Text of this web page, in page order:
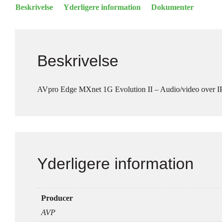
Beskrivelse Yderligere information Dokumenter
Beskrivelse
AVpro Edge MXnet 1G Evolution II – Audio/video over
Yderligere information
Producer
AVP